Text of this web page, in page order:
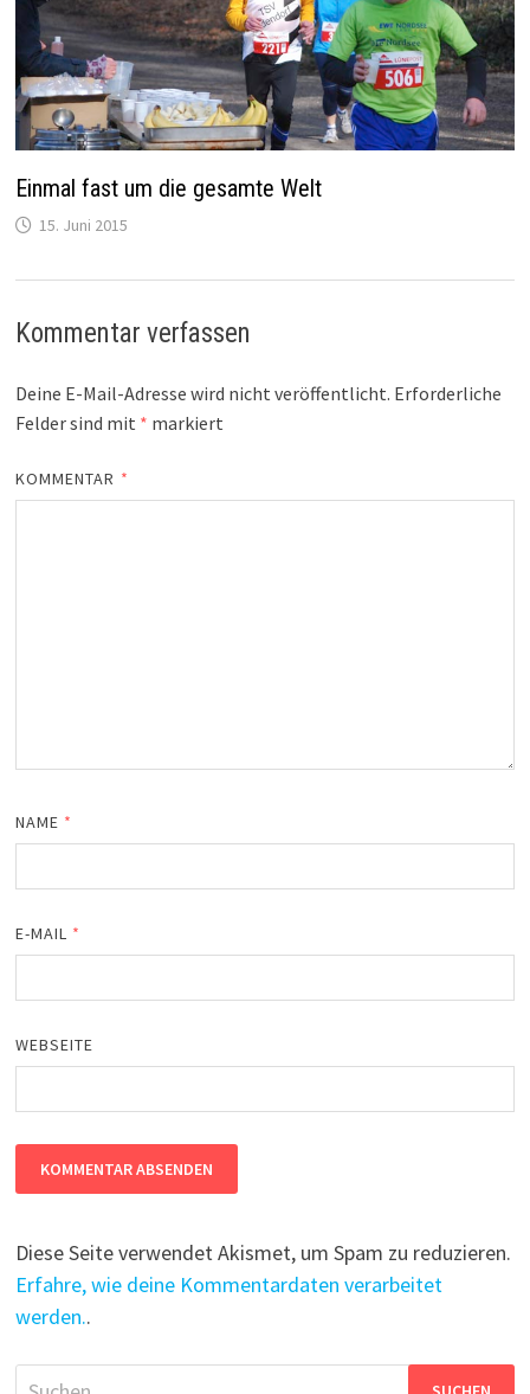
Einmal fast um die gesamte Welt
15. Juni 2015
Kommentar verfassen
Deine E-Mail-Adresse wird nicht veröffentlicht. Erforderliche
Felder sind mit * markiert
KOMMENTAR *
NAME *
E-MAIL *
WEBSEITE
Diese Seite verwendet Akismet, um Spam zu reduzieren.
Erfahre, wie deine Kommentardaten verarbeitet
werden..
Suchen